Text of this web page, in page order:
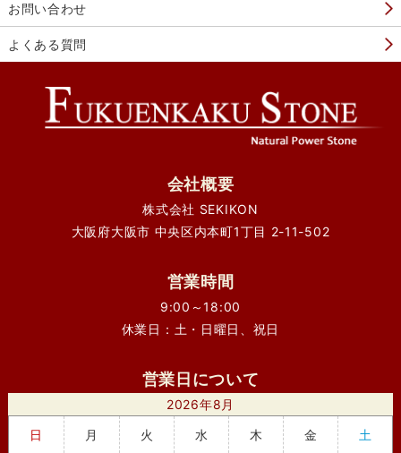
お問い合わせ
よくある質問
会社概要
株式会社 SEKIKON
大阪府大阪市 中央区内本町1丁目 2-11-502
営業時間
9:00～18:00
休業日：土・日曜日、祝日
営業日について
2026年8月
日
月 火 水 木 金 土